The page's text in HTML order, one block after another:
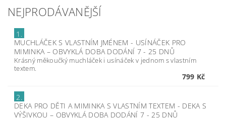
NEJPRODÁVANĚJŠÍ
1.
MUCHLÁČEK S VLASTNÍM JMÉNEM - USÍNÁČEK PRO
MIMINKA – OBVYKLÁ DOBA DODÁNÍ 7 - 25 DNŮ
Krásný měkoučký muchláček i usínáček v jednom s vlastním
textem.
799 Kč
2.
DEKA PRO DĚTI A MIMINKA S VLASTNÍM TEXTEM - DEKA S
VÝŠIVKOU– OBVYKLÁ DOBA DODÁNÍ 7 - 25 DNŮ